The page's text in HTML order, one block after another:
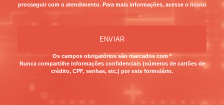
prosseguir com o atendimento. Para mais informações, acesse o nosso
Aviso de Privacidade.
ENVIAR
Os campos obrigatórios são marcados com *
Nunca compartilhe informações confidenciais (números de cartões de
crédito, CPF, senhas, etc.) por este formulário.